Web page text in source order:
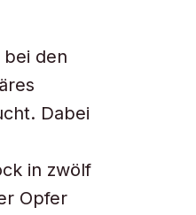
den
Dabei
in zwölf
Opfer